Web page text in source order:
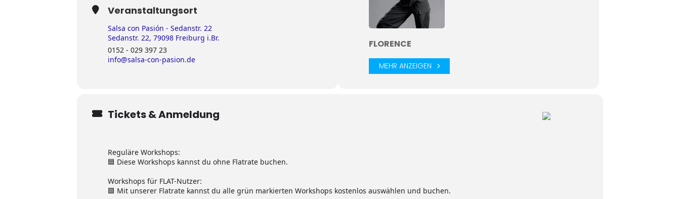
FLORENCE
MEHR ANZEIGEN
Veranstaltungsort
Salsa con Pasión - Sedanstr. 22
Sedanstr. 22, 79098 Freiburg i.Br.
0152 - 029 397 23
info@salsa-con-pasion.de
Tickets & Anmeldung
Reguläre Workshops:
🟦 Diese Workshops kannst du ohne Flatrate buchen.
Workshops für FLAT-Nutzer:
🟩 Mit unserer Flatrate kannst du alle grün markierten Workshops kostenlos auswählen und buchen.